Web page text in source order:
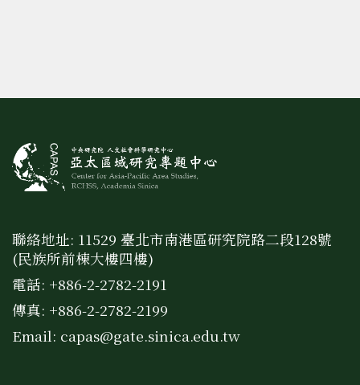
聯絡地址: 11529 臺北市南港區研究院路二段128號
(民族所前棟大樓四樓)
電話: +886-2-2782-2191
傳真: +886-2-2782-2199
Email: capas@gate.sinica.edu.tw